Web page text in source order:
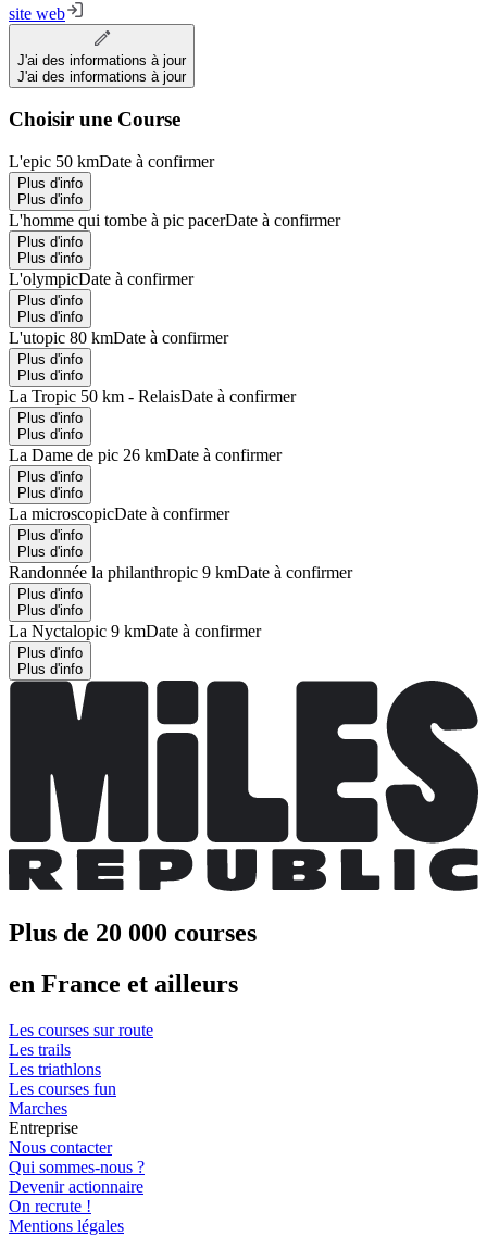
site web
J'ai des informations à jour
J'ai des informations à jour
Choisir une Course
L'epic 50 kmDate à confirmer
Plus d'info
Plus d'info
L'homme qui tombe à pic pacerDate à confirmer
Plus d'info
Plus d'info
L'olympicDate à confirmer
Plus d'info
Plus d'info
L'utopic 80 kmDate à confirmer
Plus d'info
Plus d'info
La Tropic 50 km - RelaisDate à confirmer
Plus d'info
Plus d'info
La Dame de pic 26 kmDate à confirmer
Plus d'info
Plus d'info
La microscopicDate à confirmer
Plus d'info
Plus d'info
Randonnée la philanthropic 9 kmDate à confirmer
Plus d'info
Plus d'info
La Nyctalopic 9 kmDate à confirmer
Plus d'info
Plus d'info
Plus de 20 000 courses
en France et ailleurs
Les courses sur route
Les trails
Les triathlons
Les courses fun
Marches
Entreprise
Nous contacter
Qui sommes-nous ?
Devenir actionnaire
On recrute !
Mentions légales